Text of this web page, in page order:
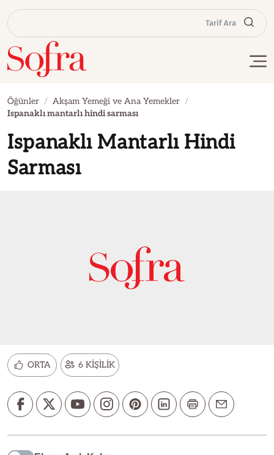
Tarif Ara
Öğünler
Akşam Yemeği ve Ana Yemekler
Ispanaklı mantarlı hindi sarması
Ispanaklı Mantarlı Hindi
Sarması
ORTA 6 KİŞİLİK